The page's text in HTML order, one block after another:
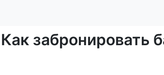
Как забронировать